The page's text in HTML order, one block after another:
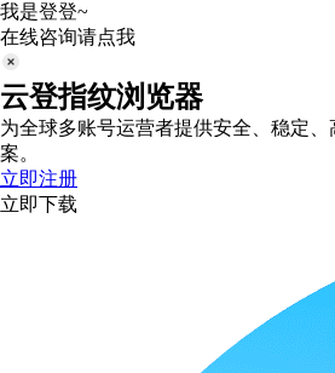
我是登登~
在线咨询请点我
云登指纹浏览器
为全球多账号运营者提供安全、稳定
案。
立即注册
立即下载